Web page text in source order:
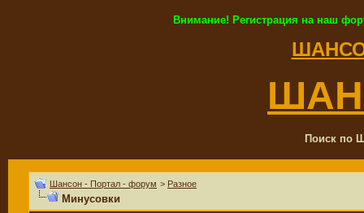
Внимание! Регистрация на наш
Поиск по
Шансон - Портал - форум > Разное
Минусовки